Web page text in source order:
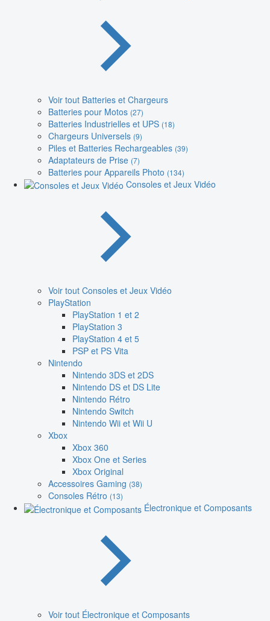
Voir tout Batteries et Chargeurs
Batteries pour Motos (27)
Batteries Industrielles et UPS (18)
Chargeurs Universels (9)
Piles et Batteries Rechargeables (39)
Adaptateurs de Prise (7)
Batteries pour Appareils Photo (134)
Consoles et Jeux Vidéo
Voir tout Consoles et Jeux Vidéo
PlayStation
PlayStation 1 et 2
PlayStation 3
PlayStation 4 et 5
PSP et PS Vita
Nintendo
Nintendo 3DS et 2DS
Nintendo DS et DS Lite
Nintendo Rétro
Nintendo Switch
Nintendo Wii et Wii U
Xbox
Xbox 360
Xbox One et Series
Xbox Original
Accessoires Gaming (38)
Consoles Rétro (13)
Électronique et Composants
Voir tout Électronique et Composants